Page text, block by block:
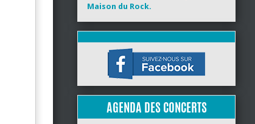
Maison du Rock.
AGENDA DES CONCERTS